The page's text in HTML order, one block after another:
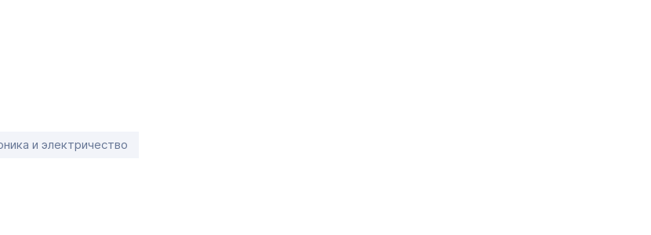
и электричество